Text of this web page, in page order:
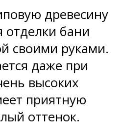
древесину
бани
своими руками.
даже при
высоких
приятную
оттенок.